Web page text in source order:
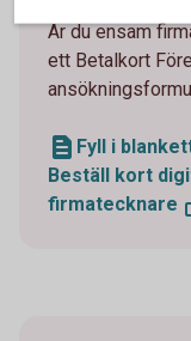
Är du ensam
ett Betalkort
Fyll i
Beställ kort
firmatecknare